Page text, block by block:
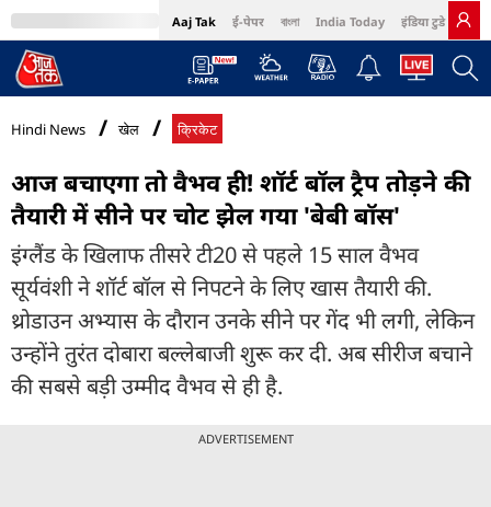
Aaj Tak ई-पेपर বাংলা India Today इंडिया टुडे हिंदी
MumbaiTak Cosmopolitan Harper's Bazaar Northeast
Hindi News खेल क्रिकेट
आज बचाएगा तो वैभव ही! शॉर्ट बॉल ट्रैप तोड़ने की
तैयारी में सीने पर चोट झेल गया 'बेबी बॉस'
इंग्लैंड के खिलाफ तीसरे टी20 से पहले 15 साल वैभव
सूर्यवंशी ने शॉर्ट बॉल से निपटने के लिए खास तैयारी की.
थ्रोडाउन अभ्यास के दौरान उनके सीने पर गेंद भी लगी, लेकिन
उन्होंने तुरंत दोबारा बल्लेबाजी शुरू कर दी. अब सीरीज बचाने
की सबसे बड़ी उम्मीद वैभव से ही है.
ADVERTISEMENT